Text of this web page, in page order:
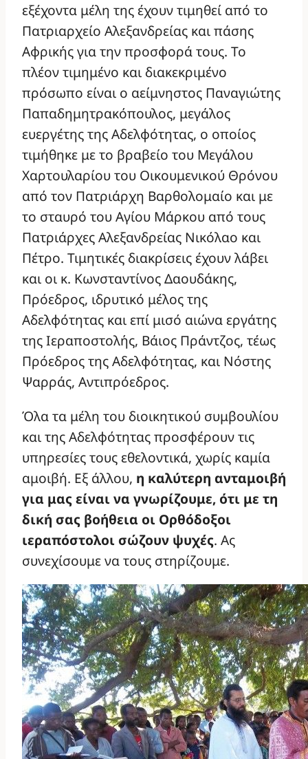
εξέχοντα μέλη της έχουν τιμηθεί από το
Πατριαρχείο Αλεξανδρείας και πάσης
Αφρικής για την προσφορά τους. Το
πλέον τιμημένο και διακεκριμένο
πρόσωπο είναι ο αείμνηστος Παναγιώτης
Παπαδημητρακόπουλος, μεγάλος
ευεργέτης της Αδελφότητας, ο οποίος
τιμήθηκε με το βραβείο του Μεγάλου
Χαρτουλαρίου του Οικουμενικού Θρόνου
από τον Πατριάρχη Βαρθολομαίο και με
το σταυρό του Αγίου Μάρκου από τους
Πατριάρχες Αλεξανδρείας Νικόλαο και
Πέτρο. Τιμητικές διακρίσεις έχουν λάβει
και οι κ. Κωνσταντίνος Δαουδάκης,
Πρόεδρος, ιδρυτικό μέλος της
Αδελφότητας και επί μισό αιώνα εργάτης
της Ιεραποστολής, Βάιος Πράντζος, τέως
Πρόεδρος της Αδελφότητας, και Νόστης
Ψαρράς, Αντιπρόεδρος.
Όλα τα μέλη του διοικητικού συμβουλίου
και της Αδελφότητας προσφέρουν τις
υπηρεσίες τους εθελοντικά, χωρίς καμία
αμοιβή. Εξ άλλου, η καλύτερη ανταμοιβή
για μας είναι να γνωρίζουμε, ότι με τη
δική σας βοήθεια οι Ορθόδοξοι
ιεραπόστολοι σώζουν ψυχές. Ας
συνεχίσουμε να τους στηρίζουμε.